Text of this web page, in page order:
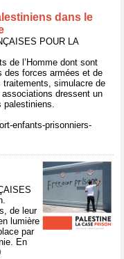
dans le
POUR LA
de l’Homme dont sont
des forces armées et de
simulacre de
dressent un
palestiniens.
enfants-prisonniers-
de leur
lumière
par
En